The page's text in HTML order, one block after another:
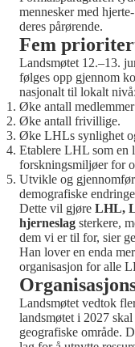
mennesker med
deres pårørende.
Fem
Landsmøtet 12.–13.
følges opp gjennom
nasjonalt til lokalt nivå:
Øke antall
Øke antall frivillige.
Øke LHLs synlighet
Etablere LHL som en
forskningsmiljøer for
Utvikle og
demografiske
Dette vil gjøre LHL,
hjerneslag sterkere,
dem vi er til for, sier
Han lover en enda
organisasjon for alle
Landsmøtet vedtok
landsmøtet i 2027
geografiske område.